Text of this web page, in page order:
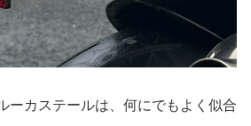
ーカステールは、何にでもよく似合